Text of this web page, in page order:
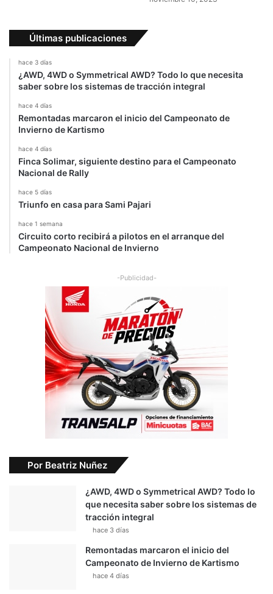
Últimas publicaciones
hace 3 días
¿AWD, 4WD o Symmetrical AWD? Todo lo que necesita
saber sobre los sistemas de tracción integral
hace 4 días
Remontadas marcaron el inicio del Campeonato de
Invierno de Kartismo
hace 4 días
Finca Solimar, siguiente destino para el Campeonato
Nacional de Rally
hace 5 días
Triunfo en casa para Sami Pajari
hace 1 semana
Circuito corto recibirá a pilotos en el arranque del
Campeonato Nacional de Invierno
-Publicidad-
Por Beatriz Nuñez
¿AWD, 4WD o Symmetrical AWD? Todo lo
que necesita saber sobre los sistemas de
tracción integral
hace 3 días
Remontadas marcaron el inicio del
Campeonato de Invierno de Kartismo
hace 4 días